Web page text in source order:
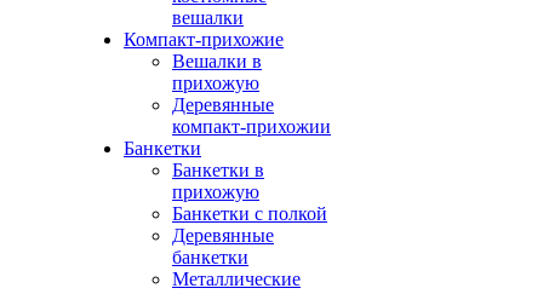
вешалки
Компакт-прихожие
Вешалки в
прихожую
Деревянные
компакт-прихожии
Банкетки
Банкетки в
прихожую
Банкетки с полкой
Деревянные
банкетки
Металлические